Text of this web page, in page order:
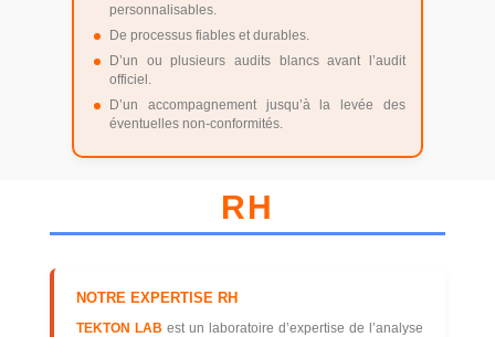
personnalisables.
De processus fiables et durables.
D’un ou plusieurs audits blancs avant l’audit
officiel.
D’un accompagnement jusqu’à la levée des
éventuelles non-conformités.
RH
NOTRE EXPERTISE RH
TEKTON LAB est un laboratoire d’expertise de l’analyse